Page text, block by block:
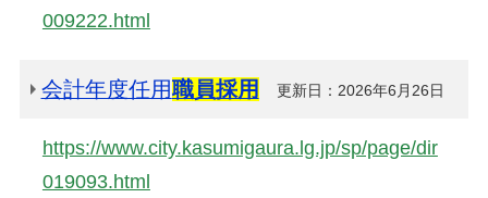
009222.html
会計年度任用職員採用 更新日：2026年6月26日
https://www.city.kasumigaura.lg.jp/sp/page/dir
019093.html